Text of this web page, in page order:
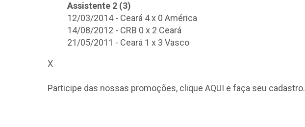
Assistente 2 (3)
12/03/2014 - Ceará 4 x 0 América
14/08/2012 - CRB 0 x 2 Ceará
21/05/2011 - Ceará 1 x 3 Vasco
X
Participe das nossas promoções, clique AQUI e faça seu cadastro.